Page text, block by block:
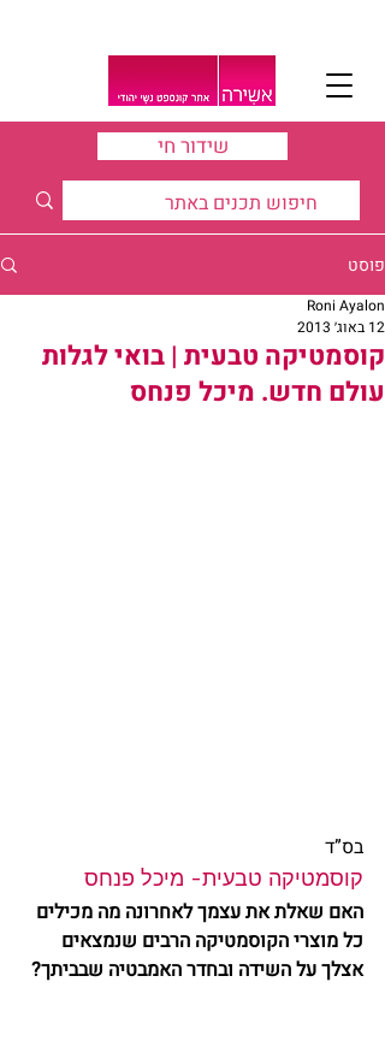
שידור חי
פוסט
קוסמטיקה טבעית | בואי לגלות
עולם חדש. מיכל פנחס
Roni Ayalon
12 באוג׳ 2013
בס”ד
קוסמטיקה טבעית- מיכל פנחס
האם שאלת את עצמך לאחרונה מה מכילים
כל מוצרי הקוסמטיקה הרבים שנמצאים
אצלך על השידה ובחדר האמבטיה שבביתך?